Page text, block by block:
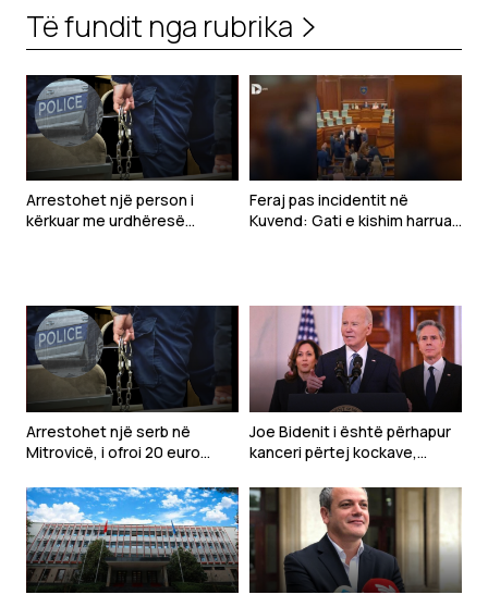
Të fundit nga rubrika
Arrestohet një person i
kërkuar me urdhëresë
Feraj pas incidentit në
Kuvend: Gati e kishim harruar
Arrestohet një serb në
Mitrovicë, i ofroi 20 euro
gjobën
Joe Bidenit i është përhapur
kanceri përtej kockave,